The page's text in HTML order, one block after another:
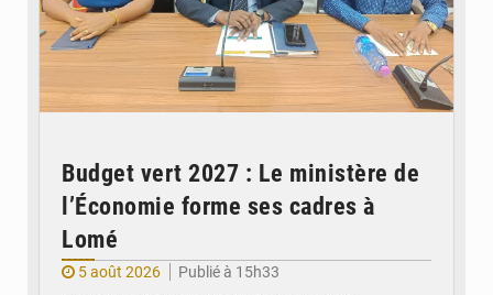
Budget vert 2027 : Le ministère de
l’Économie forme ses cadres à
Lomé
5 août 2026
Publié à 15h33